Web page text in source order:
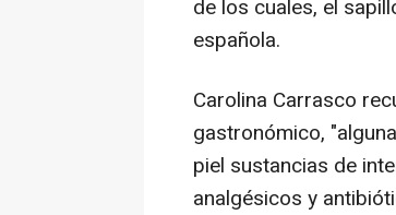
de los cuales, el
española.
Carolina Carrasco
gastronómico,
piel sustancias de
analgésicos y